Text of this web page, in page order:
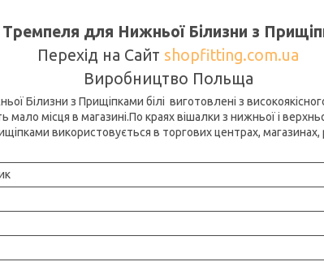
Тремпеля для Нижньої Білизни з
Перехід на Сайт shopfitting.com.ua
Виробництво Польща
Білизни з Прищіпками білі виготовлені з
мало місця в магазині.По краях вішалки з нижньої і
використовується в торгових центрах,